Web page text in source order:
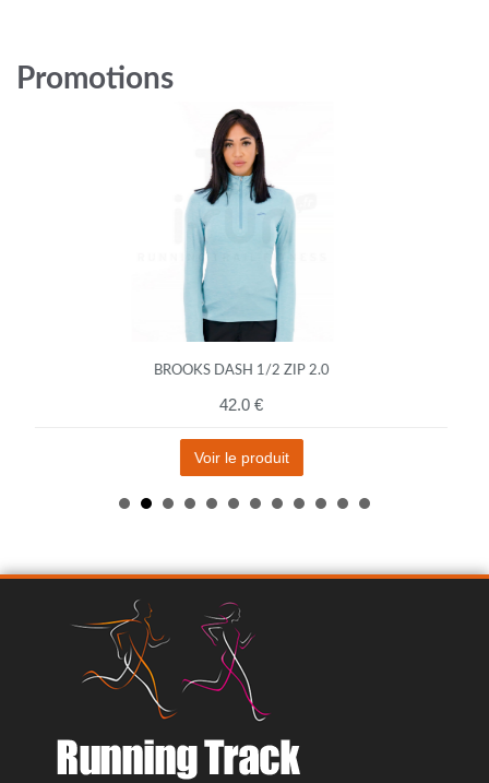
Promotions
BROOKS DASH 1/2 ZIP 2.0
42.0 €
Voir le produit
GOREWEAR EVERYDAY